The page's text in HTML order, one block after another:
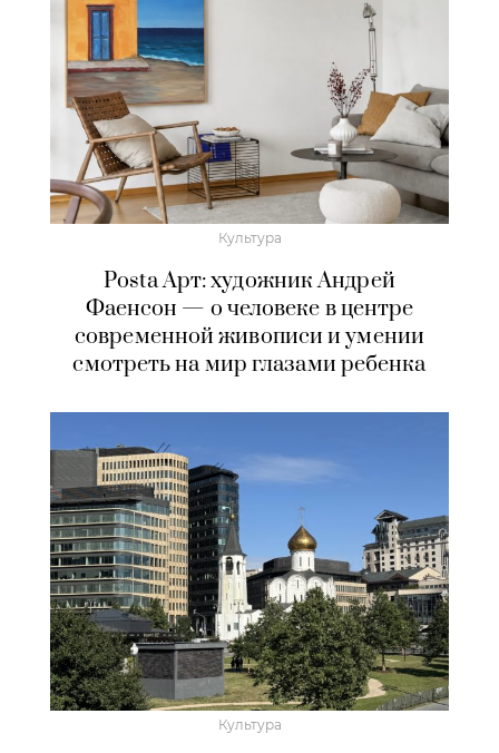
Культура
Posta Арт: художник Андрей
Фаенсон — о человеке в центре
современной живописи и умении
смотреть на мир глазами ребенка
Культура